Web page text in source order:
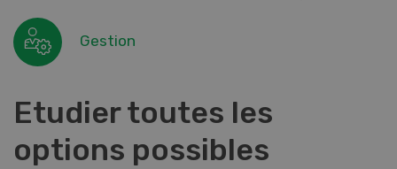
Gestion
Etudier toutes les
options possibles